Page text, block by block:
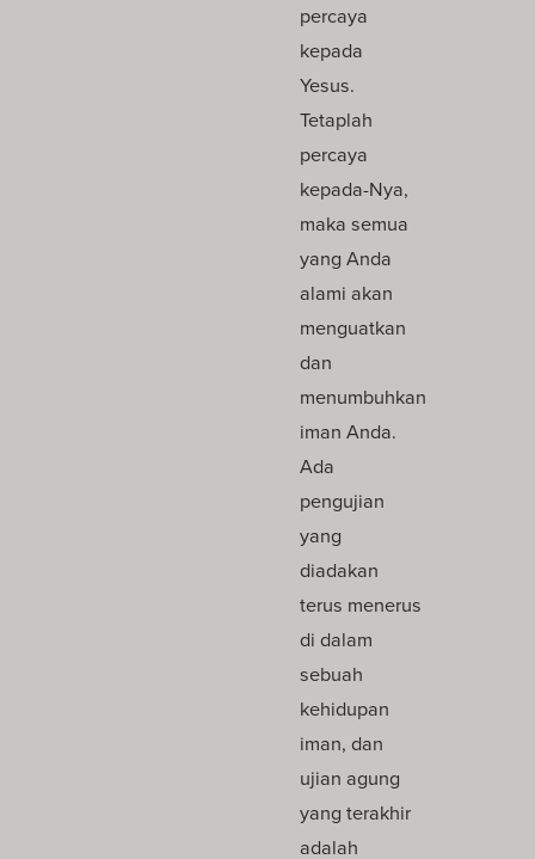
percaya
kepada
Yesus.
Tetaplah
percaya
kepada-Nya,
maka semua
yang Anda
alami akan
menguatkan
dan
menumbuhkan
iman Anda.
Ada
pengujian
yang
diadakan
terus menerus
di dalam
sebuah
kehidupan
iman, dan
ujian agung
yang terakhir
adalah